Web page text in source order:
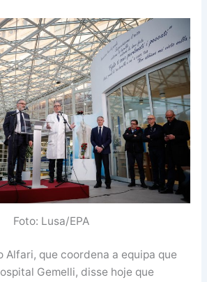
Foto: Lusa/EPA
Alfari, que coordena a equipa que
Gemelli, disse hoje que